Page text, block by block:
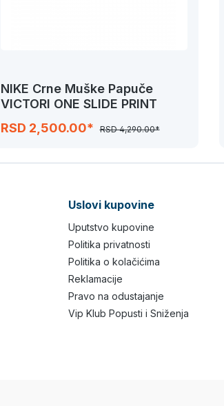
NIKE Crne Muške Papuče
VICTORI ONE SLIDE PRINT
RSD 2,500.00*
RSD 4,290.00*
Uslovi kupovine
Uputstvo kupovine
Politika privatnosti
Politika o kolačićima
Reklamacije
Pravo na odustajanje
Vip Klub Popusti i Sniženja